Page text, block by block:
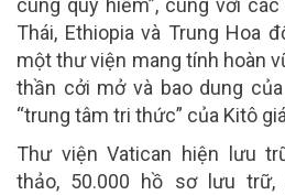
Thái, Ethiopia và Trung Hoa
một thư viện mang tính hoàn
thần cởi mở và bao dung
“trung tâm tri thức” của Kitô
Thư viện Vatican hiện lưu
thảo, 50.000 hồ sơ lưu